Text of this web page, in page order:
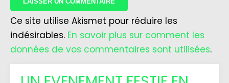
Ce site utilise Akismet pour réduire les
indésirables. En savoir plus sur comment les
données de vos commentaires sont utilisées.